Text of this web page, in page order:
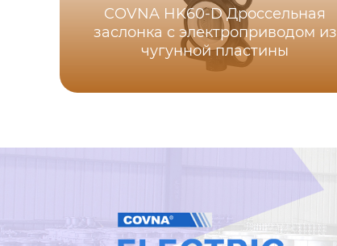
COVNA HK60-D Дроссельная
заслонка с электроприводом из
чугунной пластины